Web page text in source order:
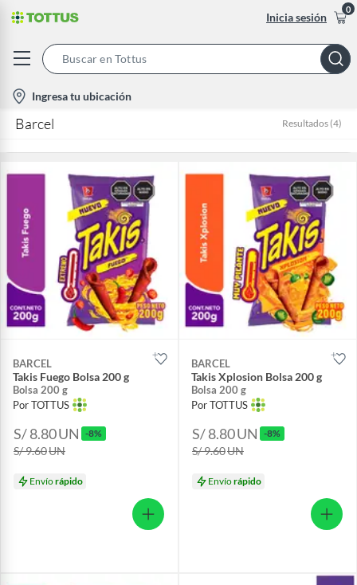
Inicia sesión
0
Bar
location-
icon
Ingresa tu ubicación
Barcel Resultados (4)
BARCEL
Takis Fuego Bolsa 200 g
Bolsa 200 g
Por TOTTUS
S/ 8.80UN -8%
S/ 9.60UN
Envíorápido
BARCEL
Takis Xplosion Bolsa 200 g
Bolsa 200 g
Por TOTTUS
S/ 8.80UN -8%
S/ 9.60UN
Envíorápido